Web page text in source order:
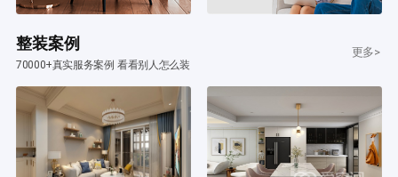
整装案例
70000+真实服务案例 看看别人怎么装
更多>